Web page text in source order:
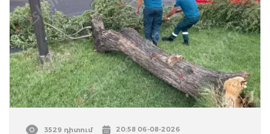
3529 դիտում 20:58 06-08-2026